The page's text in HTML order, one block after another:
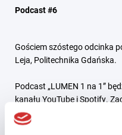
Podcast #6
Gościem szóstego odcinka
Leja, Politechnika Gdańska.
Podcast „LUMEN 1 na 1”
kanału YouTube i Spotify.
spotykać co drugi wtorek,
2021.